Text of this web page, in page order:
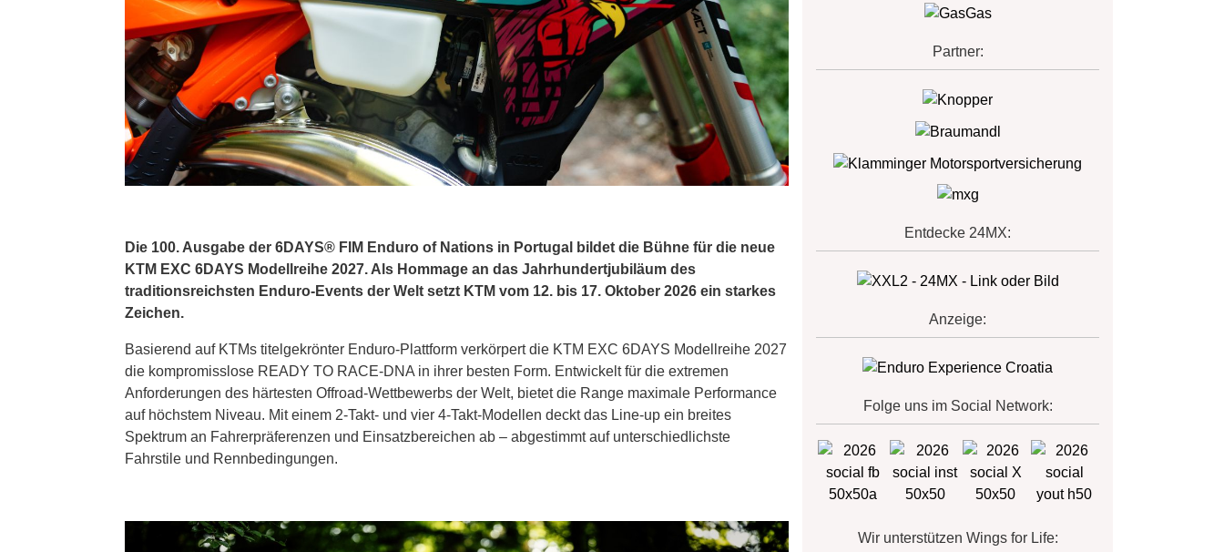
Die 100. Ausgabe der 6DAYS® FIM Enduro of Nations in Portugal bildet die Bühne für die neue
KTM EXC 6DAYS Modellreihe 2027. Als Hommage an das Jahrhundertjubiläum des
traditionsreichsten Enduro-Events der Welt setzt KTM vom 12. bis 17. Oktober 2026 ein starkes
Zeichen.
Basierend auf KTMs titelgekrönter Enduro-Plattform verkörpert die KTM EXC 6DAYS Modellreihe 2027
die kompromisslose READY TO RACE-DNA in ihrer besten Form. Entwickelt für die extremen
Anforderungen des härtesten Offroad-Wettbewerbs der Welt, bietet die Range maximale Performance
auf höchstem Niveau. Mit einem 2-Takt- und vier 4-Takt-Modellen deckt das Line-up ein breites
Spektrum an Fahrerpräferenzen und Einsatzbereichen ab – abgestimmt auf unterschiedlichste
Fahrstile und Rennbedingungen.
Partner:
Entdecke 24MX:
Anzeige:
Folge uns im Social Network:
Wir unterstützen Wings for Life: